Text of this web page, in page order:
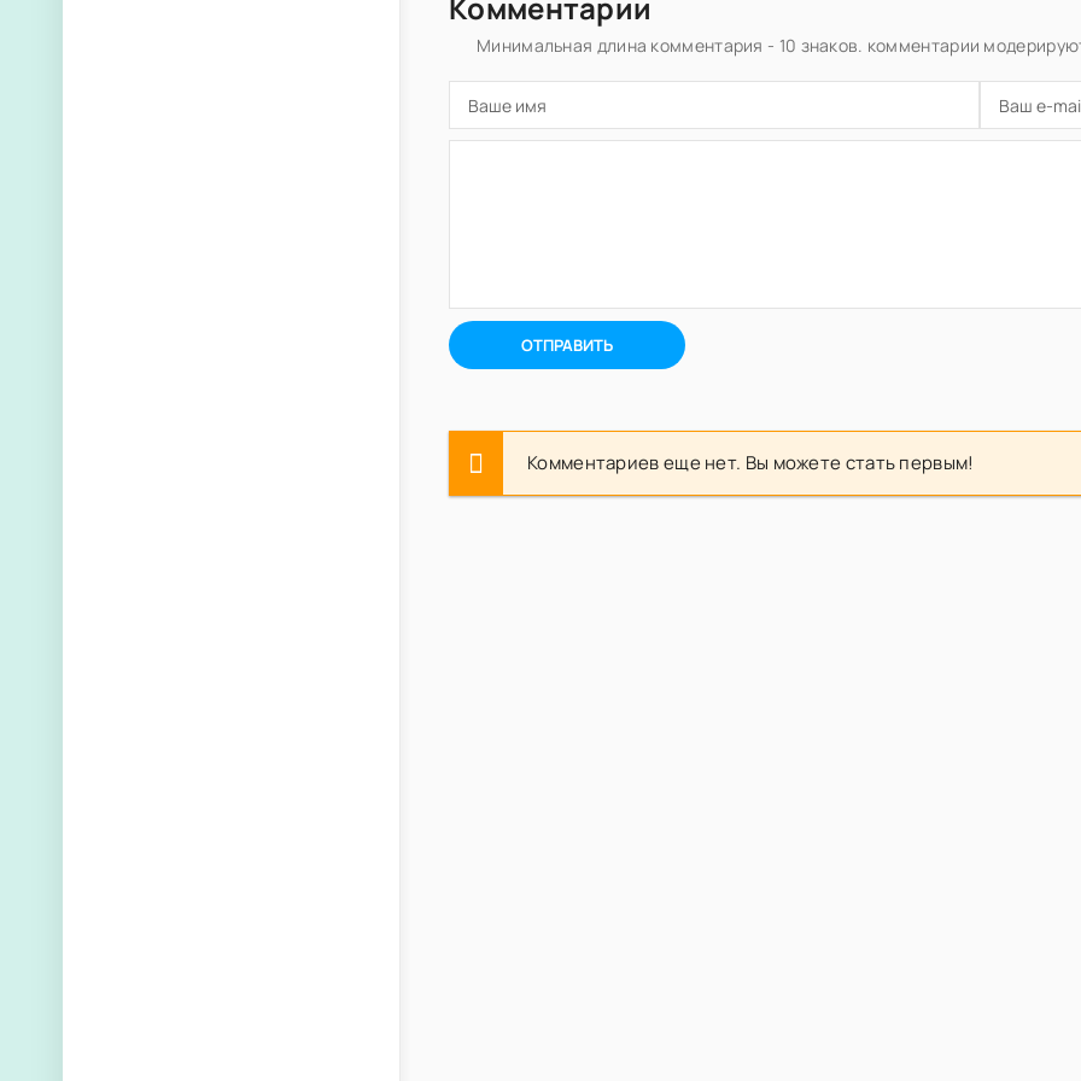
Минимальная длина комментария - 10 знаков. комментарии
ОТПРАВИТЬ
Комментариев еще нет. Вы можете стать первым!